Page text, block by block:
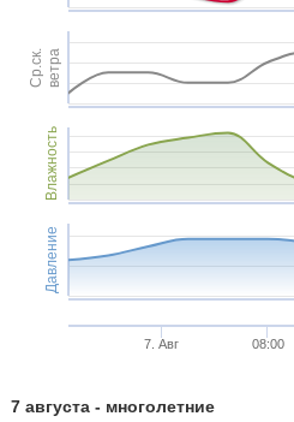
Ср.ск.ветра
Влажность
Давление
7. Авг 08:00
7 августа - многолетние